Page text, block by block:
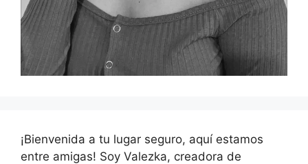
¡Bienvenida a tu lugar seguro, aquí estamos
entre amigas! Soy Valezka, creadora de